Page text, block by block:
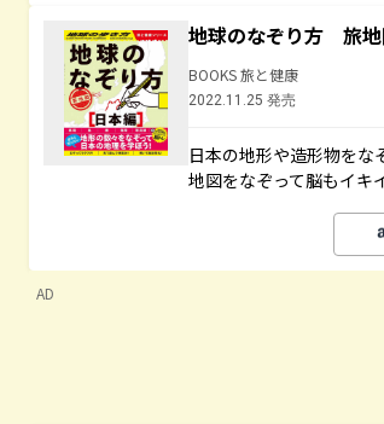
地球のなぞり方 旅
BOOKS 旅と健康
2022.11.25 発売
日本の地形や造形物をな
地図をなぞって脳もイキ
AD